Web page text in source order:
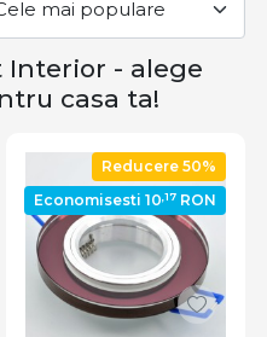
- alege
casa ta!
Reducere 50%
Economisesti 10,17 RON